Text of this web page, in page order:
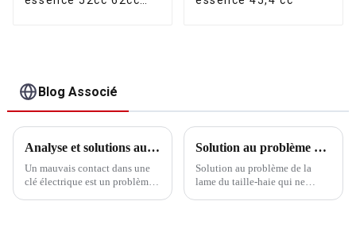
Blog Associé
Analyse et solutions aux causes du mauvais contact des clés électriques
Un mauvais contact dans une
clé électrique est un problème
Solution au problème de lame de taille-haie qui ne bouge pas
Solution au problème de la
lame du taille-haie qui ne